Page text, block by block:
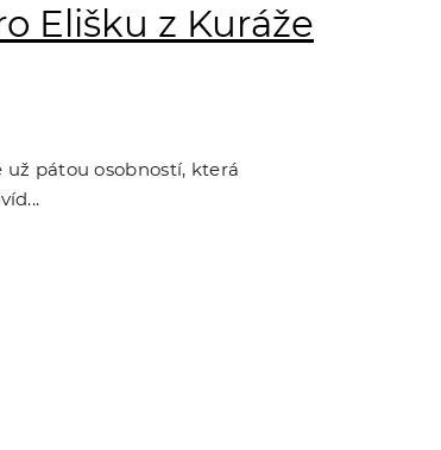
Elišku z Kuráže
už pátou osobností, která